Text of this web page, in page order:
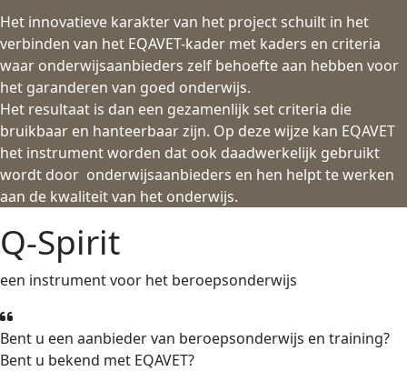
Het innovatieve karakter van het project schuilt in het
verbinden van het EQAVET-kader met kaders en criteria
waar onderwijsaanbieders zelf behoefte aan hebben voor
het garanderen van goed onderwijs.
Het resultaat is dan een gezamenlijk set criteria die
bruikbaar en hanteerbaar zijn. Op deze wijze kan EQAVET
het instrument worden dat ook daadwerkelijk gebruikt
wordt door onderwijsaanbieders en hen helpt te werken
aan de kwaliteit van het onderwijs.
Q-Spirit
een instrument voor het beroepsonderwijs
Bent u een aanbieder van beroepsonderwijs en training?
Bent u bekend met EQAVET?